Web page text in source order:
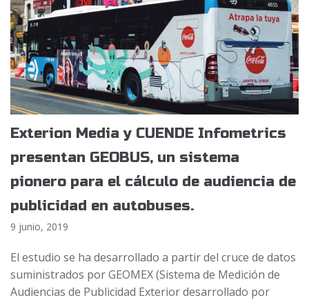
Exterion Media y CUENDE Infometrics
presentan GEOBUS, un sistema
pionero para el cálculo de audiencia de
publicidad en autobuses.
9 junio, 2019
El estudio se ha desarrollado a partir del cruce de datos
suministrados por GEOMEX (Sistema de Medición de
Audiencias de Publicidad Exterior desarrollado por